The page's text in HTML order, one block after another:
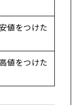
値をつけた
値をつけた